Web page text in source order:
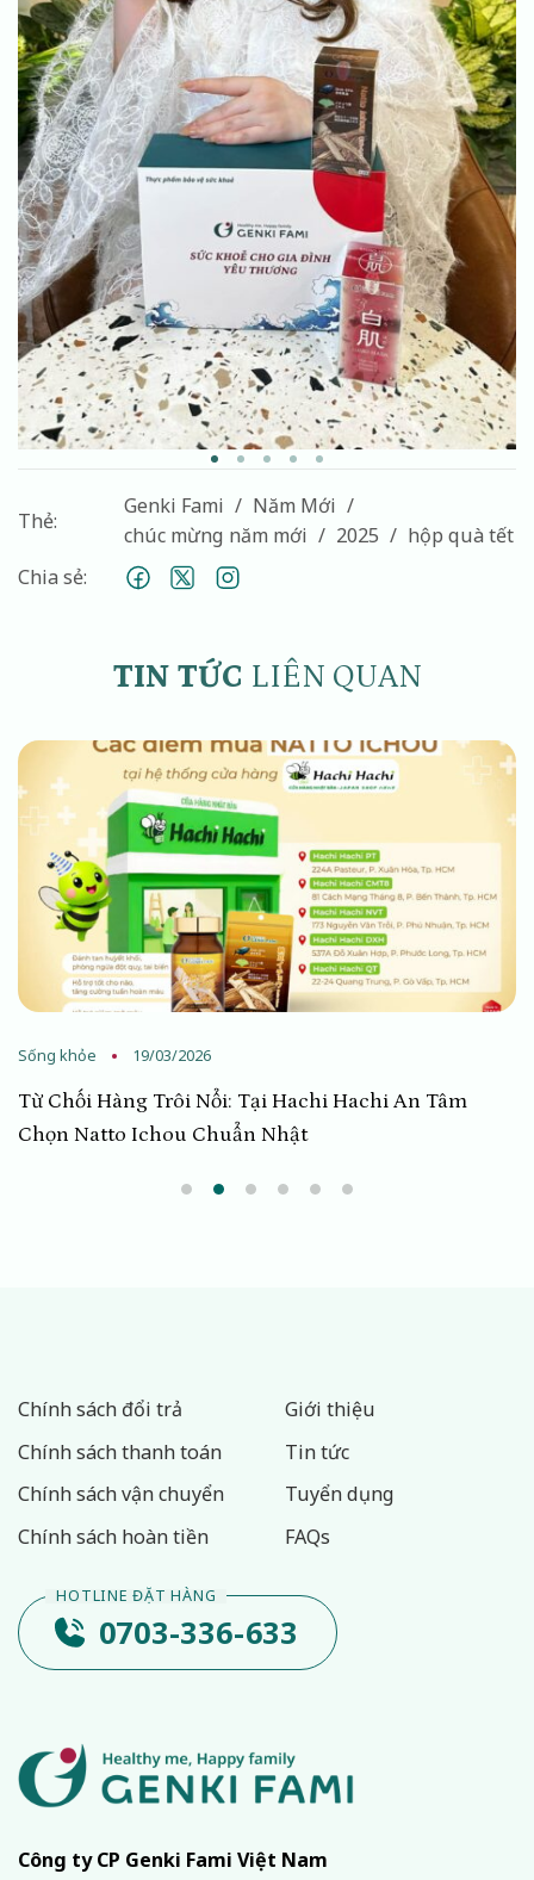
Thẻ:
Genki Fami
Năm Mới
chúc mừng năm mới
2025
hộp quà tết
Chia sẻ:
TIN TỨC LIÊN QUAN
Sống khỏe 19/03/2026
Từ Chối Hàng Trôi Nổi: Tại Hachi Hachi An Tâm
Chọn Natto Ichou Chuẩn Nhật
Chính sách đổi trả
Chính sách thanh toán
Chính sách vận chuyển
Chính sách hoàn tiền
Giới thiệu
Tin tức
Tuyển dụng
FAQs
0703-336-633
Công ty CP Genki Fami Việt Nam